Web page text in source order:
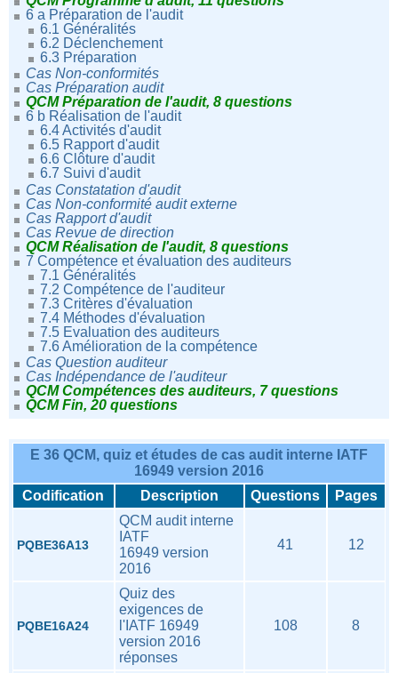
6 a Préparation de l'audit
6.1 Généralités
6.2 Déclenchement
6.3 Préparation
Cas Non-conformités
Cas Préparation audit
QCM Préparation de l'audit, 8 questions
6 b Réalisation de l'audit
6.4 Activités d'audit
6.5 Rapport d'audit
6.6 Clôture d'audit
6.7 Suivi d'audit
Cas Constatation d'audit
Cas Non-conformité audit externe
Cas Rapport d'audit
Cas Revue de direction
QCM Réalisation de l'audit, 8 questions
7 Compétence et évaluation des auditeurs
7.1 Généralités
7.2 Compétence de l'auditeur
7.3 Critères d'évaluation
7.4 Méthodes d'évaluation
7.5 Evaluation des auditeurs
7.6 Amélioration de la compétence
Cas Question auditeur
Cas Indépendance de l'auditeur
QCM Compétences des auditeurs, 7 questions
QCM Fin, 20 questions
E 36 QCM, quiz et études de cas audit interne IATF
16949 version 2016
Codification
Description Questions Pages
PQBE36A13
QCM audit interne
IATF
16949 version
2016
41 12
PQBE16A24
Quiz des
exigences de
l'IATF 16949
version 2016
réponses
108 8